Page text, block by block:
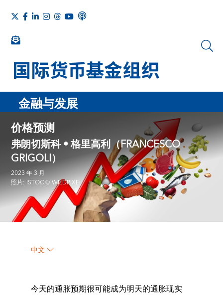
金融与发展
价格预测
弗朗切斯科 • 格里高利（FRANCESCO
GRIGOLI）
2023 年 3 月
照片: ISTOCK/ WILDPIXEL
中文
今天的通胀预期很可能成为明天的通胀现实